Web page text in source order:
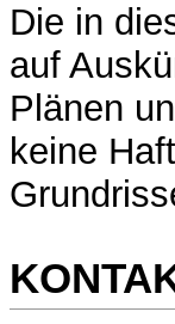
Die in
auf
Plänen
keine